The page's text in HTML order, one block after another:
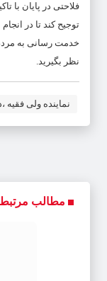
فلاحتی در پایان با
توجیح کند تا در
خدمت رسانی به
نظر بگیرید.
نماینده ولی فقیه ،دهه ۱۰۰،سرتوک، مدیران بنیاد
مطالب مرتبط